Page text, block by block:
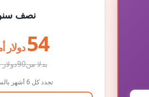
نصف
54 دولار
بدلا من90
تجدد كل 6 أشهر بالسعر الأصلي